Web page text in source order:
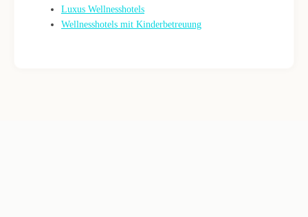
Luxus Wellnesshotels
Wellnesshotels mit Kinderbetreuung